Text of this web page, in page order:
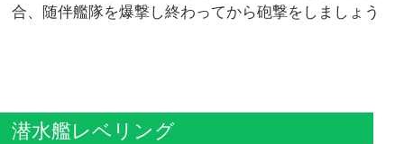
合、随伴艦隊を爆撃し終わってから砲撃をしましょう
潜水艦レベリング